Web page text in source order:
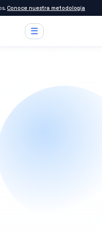
Conoce nuestra metodología
☰